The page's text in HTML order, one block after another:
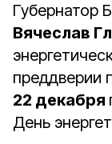
Губернатор
Вячеслав
преддверии
22 декабря
День